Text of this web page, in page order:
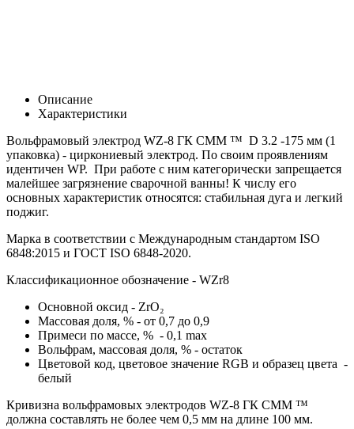
Описание
Характеристики
Вольфрамовый электрод WZ-8 ГК СММ ™ D 3.2 -175 мм (1
упаковка) - циркониевый электрод. По своим проявлениям
идентичен WP. При работе с ним категорически запрещается
малейшее загрязнение сварочной ванны! К числу его
основных характеристик относятся: стабильная дуга и легкий
поджиг.
Марка в соответствии с Международным стандартом ISO
6848:2015 и ГОСТ ISO 6848-2020.
Классификационное обозначение - WZr8
Основной оксид - ZrO₂
Массовая доля, % - от 0,7 до 0,9
Примеси по массе, % - 0,1 max
Вольфрам, массовая доля, % - остаток
Цветовой код, цветовое значение RGB и образец цвета -
белый
Кривизна вольфрамовых электродов WZ-8 ГК СММ ™
должна составлять не более чем 0,5 мм на длине 100 мм.